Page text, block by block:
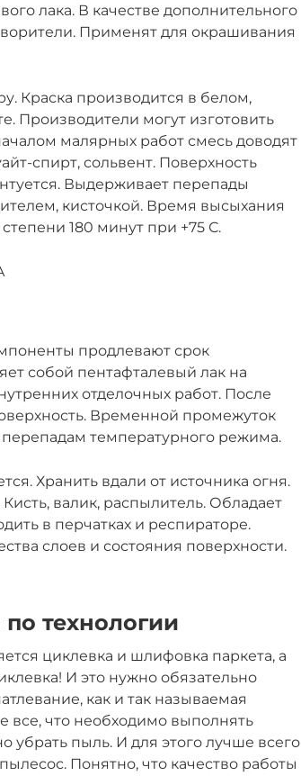
лака. В качестве дополнительного
Применят для окрашивания
Краска производится в белом,
Производители могут изготовить
малярных работ смесь доводят
спирт, сольвент. Поверхность
Выдерживает перепады
кисточкой. Время высыхания
180 минут при +75 С.
продлевают срок
собой пентафталевый лак на
отделочных работ. После
Временной промежуток
температурного режима.
Хранить вдали от источника огня.
валик, распылитель. Обладает
в перчатках и респираторе.
слоев и состояния поверхности.
технологии
циклевка и шлифовка паркета, а
И это нужно обязательно
как и так называемая
что необходимо выполнять
убрать пыль. И для этого лучше всего
Понятно, что качество работы